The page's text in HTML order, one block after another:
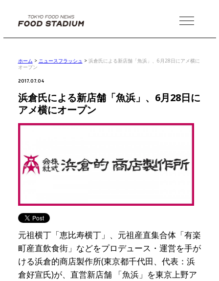
MENU
ホーム > ニュースフラッシュ > 浜倉氏による新店舗「魚浜」、6月28日にアメ横に
オープン
2017.07.04
浜倉氏による新店舗「魚浜」、6月28日に
アメ横にオープン
元祖横丁「恵比寿横丁」、元祖産直集合体「有楽
町産直飲食街」などをプロデュース・運営を手が
ける浜倉的商店製作所(東京都千代田、代表：浜
倉好宣氏)が、直営新店舗 「魚浜」を東京上野ア